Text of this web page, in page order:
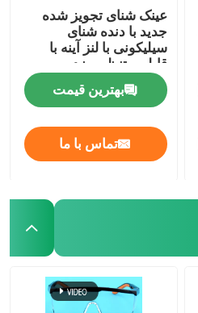
عینک شنای تجویز شده
جدید با دنده شنای
سیلیکونی با لنز آینه با
قابلیت تنظیم ضد مه و
محافظت در برابر اشعه
ماورا UV بنفش
بهترین قیمت
تماس با ما